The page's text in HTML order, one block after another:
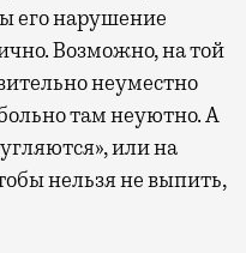
его нарушение
Возможно, на той
неуместно
там неуютно. А
или на
нельзя не выпить,